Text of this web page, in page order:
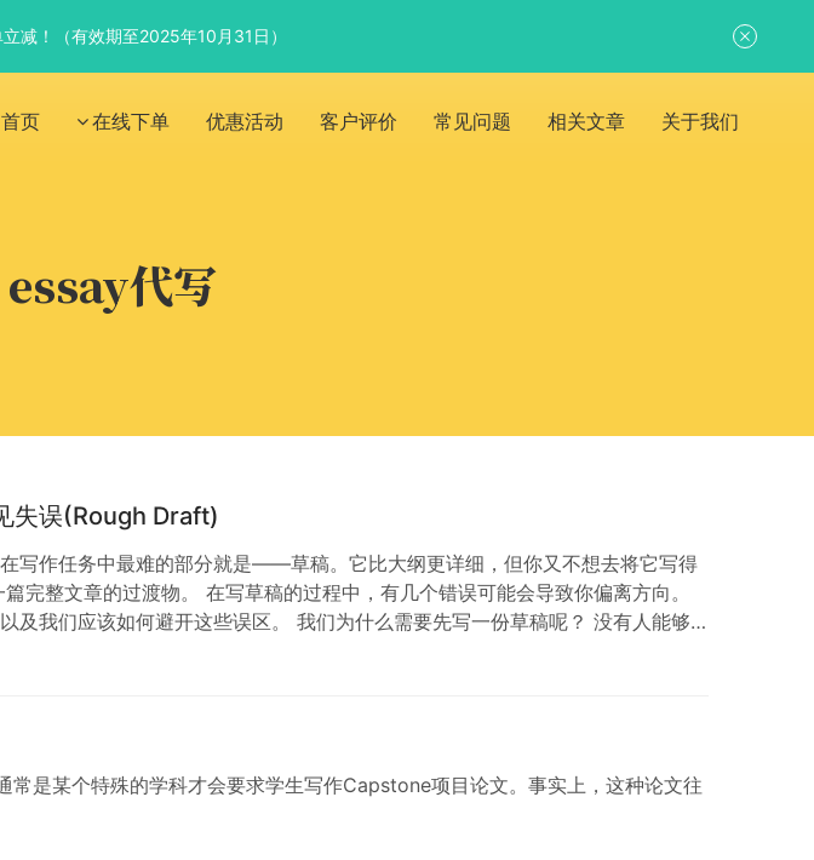
首页 在线下单 优惠活动 客户评价 常见问题 相关文章 关于我们
代写
失误(Rough Draft)
写作任务中最难的部分就是——草稿。它比大纲更详细，但你又不想去将它写得
完整文章的过渡物。 在写草稿的过程中，有几个错误可能会导致你偏离方向。
及我们应该如何避开这些误区。 我们为什么需要先写一份草稿呢？ 没有人能够
尝试后都没有得出完整的文章思路。这很正常。因为即使是专业作家也要经过几
的学科才会要求学生写作Capstone项目论文。事实上，这种论文往
减！（有效期至2025年10月31日）